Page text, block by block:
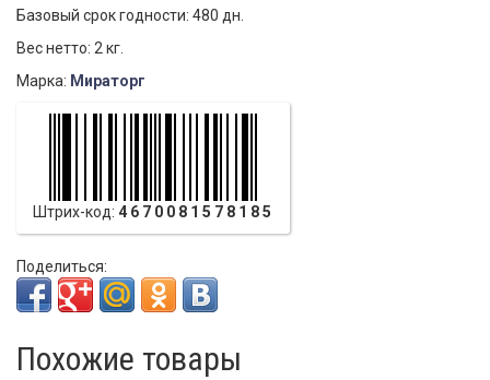
Базовый срок годности: 480 дн.
Вес нетто: 2 кг.
Марка: Мираторг
Штрих-код: 4670081578185
Поделиться:
Похожие товары